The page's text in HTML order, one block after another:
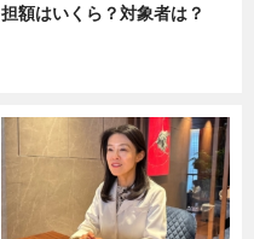
担額はいくら？対象者は？